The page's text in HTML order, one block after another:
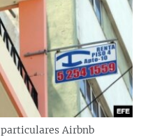
CUBA
Airbnb